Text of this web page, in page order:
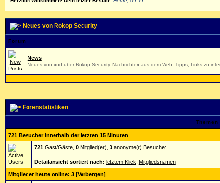
Neues von Rokop Security
Forum
News
Neues von und über Rokop Security, Nachrichten aus dem Web, Tipps, Links zu
Forenstatistiken
Themen
721 Besucher innerhalb der letzten 15 Minuten
721Gast/Gäste, 0Mitglied(er), 0anonyme(r) Besucher.
Detailansicht sortiert nach: letztem Klick Mitgliedsnamen
Mitglieder heute online: 3 [Verbergen]